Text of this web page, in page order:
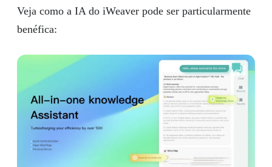
Veja como a IA do iWeaver pode ser particularmente
benéfica: